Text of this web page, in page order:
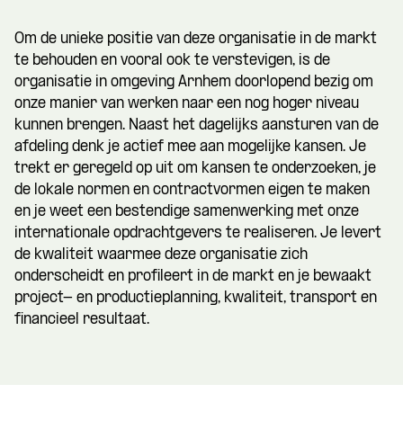
Om de unieke positie van deze organisatie in de markt
te behouden en vooral ook te verstevigen, is de
organisatie in omgeving Arnhem doorlopend bezig om
onze manier van werken naar een nog hoger niveau
kunnen brengen. Naast het dagelijks aansturen van de
afdeling denk je actief mee aan mogelijke kansen. Je
trekt er geregeld op uit om kansen te onderzoeken, je
de lokale normen en contractvormen eigen te maken
en je weet een bestendige samenwerking met onze
internationale opdrachtgevers te realiseren. Je levert
de kwaliteit waarmee deze organisatie zich
onderscheidt en profileert in de markt en je bewaakt
project- en productieplanning, kwaliteit, transport en
financieel resultaat.